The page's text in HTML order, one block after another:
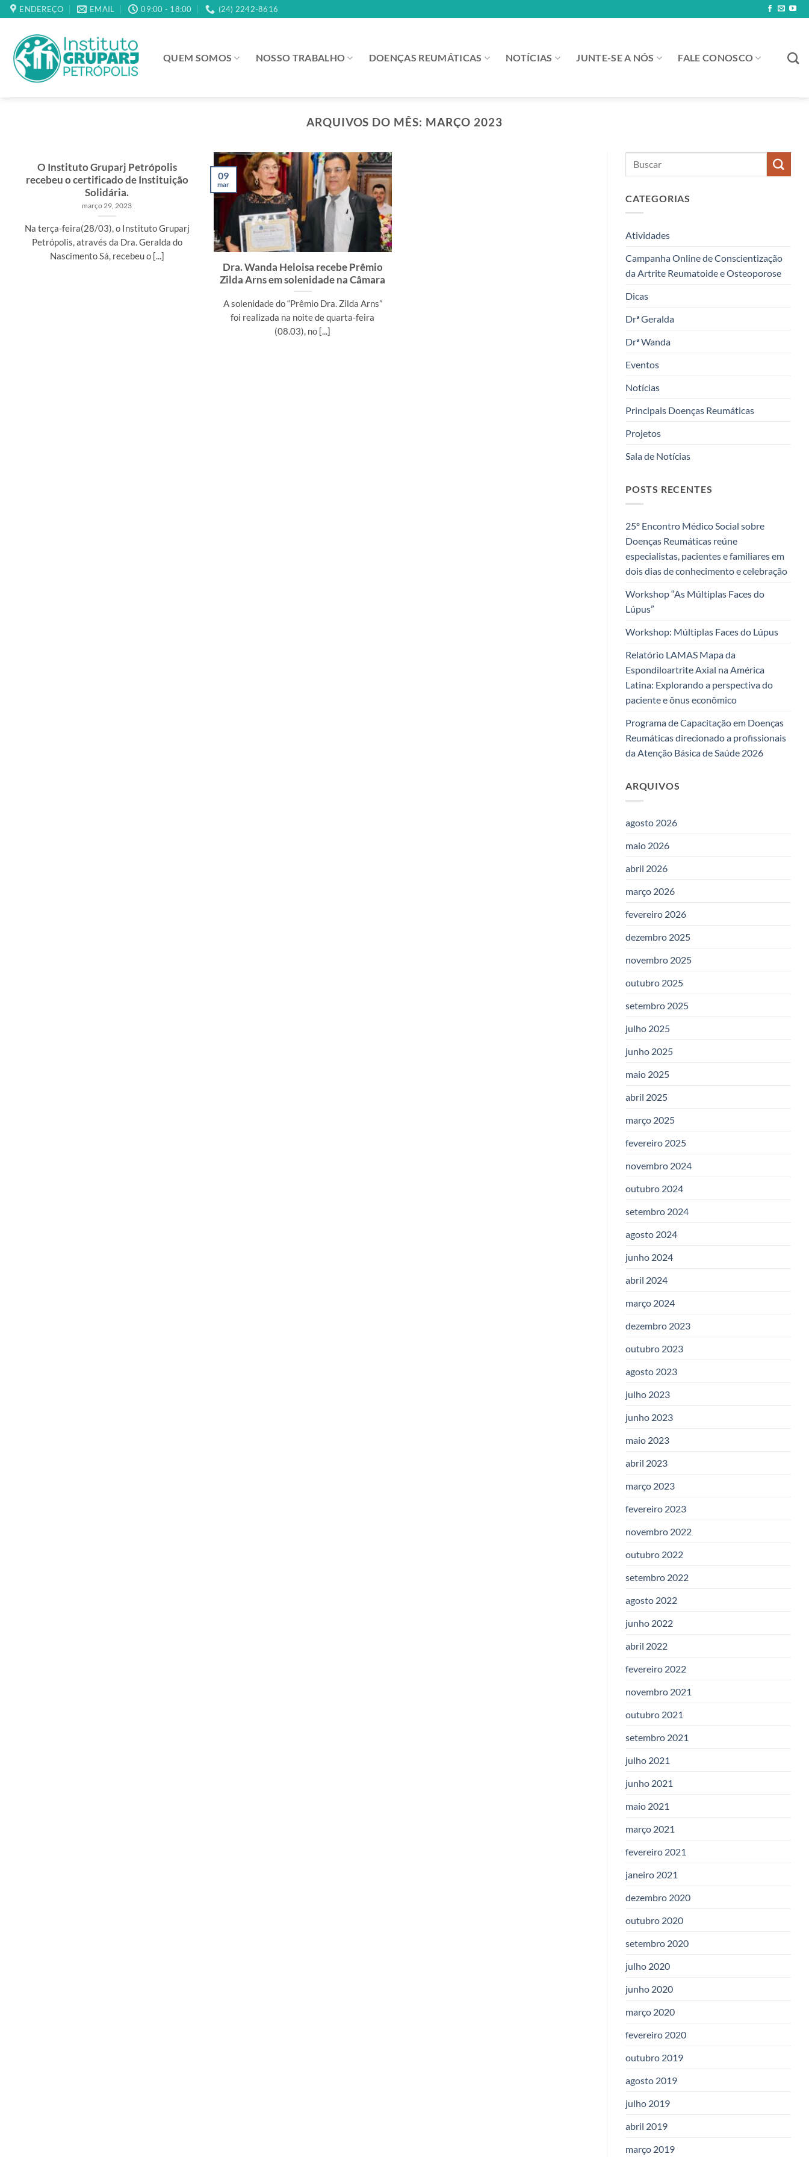
Skip
to
content
ENDEREÇO EMAIL 09:00 - 18:00 (24) 2242-8616
QUEM SOMOS NOSSO TRABALHO DOENÇAS REUMÁTICAS NOTÍCIAS JUNTE-SE A NÓS FALE CONOSCO
ARQUIVOS DO MÊS: MARÇO 2023
O Instituto Gruparj Petrópolis
recebeu o certificado de Instituição
Solidária.
março 29, 2023
Na terça-feira(28/03), o Instituto Gruparj
Petrópolis, através da Dra. Geralda do
Nascimento Sá, recebeu o [...]
Dra. Wanda Heloisa recebe Prêmio
Zilda Arns em solenidade na Câmara
A solenidade do “Prêmio Dra. Zilda Arns”
foi realizada na noite de quarta-feira
(08.03), no [...]
09
mar
CATEGORIAS
Atividades
Campanha Online de Conscientização
da Artrite Reumatoide e Osteoporose
Dicas
Drª Geralda
Drª Wanda
Eventos
Notícias
Principais Doenças Reumáticas
Projetos
Sala de Notícias
POSTS RECENTES
25º Encontro Médico Social sobre
Doenças Reumáticas reúne
especialistas, pacientes e familiares em
dois dias de conhecimento e celebração
Workshop “As Múltiplas Faces do
Lúpus”
Workshop: Múltiplas Faces do Lúpus
Relatório LAMAS Mapa da
Espondiloartrite Axial na América
Latina: Explorando a perspectiva do
paciente e ônus econômico
Programa de Capacitação em Doenças
Reumáticas direcionado a profissionais
da Atenção Básica de Saúde 2026
ARQUIVOS
agosto 2026
maio 2026
abril 2026
março 2026
fevereiro 2026
dezembro 2025
novembro 2025
outubro 2025
setembro 2025
julho 2025
junho 2025
maio 2025
abril 2025
março 2025
fevereiro 2025
novembro 2024
outubro 2024
setembro 2024
agosto 2024
junho 2024
abril 2024
março 2024
dezembro 2023
outubro 2023
agosto 2023
julho 2023
junho 2023
maio 2023
abril 2023
março 2023
fevereiro 2023
novembro 2022
outubro 2022
setembro 2022
agosto 2022
junho 2022
abril 2022
fevereiro 2022
novembro 2021
outubro 2021
setembro 2021
julho 2021
junho 2021
maio 2021
março 2021
fevereiro 2021
janeiro 2021
dezembro 2020
outubro 2020
setembro 2020
julho 2020
junho 2020
março 2020
fevereiro 2020
outubro 2019
agosto 2019
julho 2019
abril 2019
março 2019